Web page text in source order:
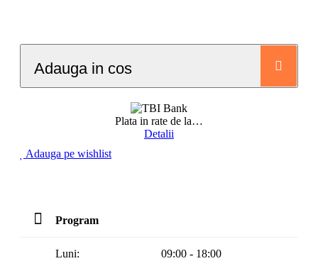
Adauga in cos
Plata in rate de la…
Detalii
Adauga pe wishlist
Program
Luni: 09:00 - 18:00